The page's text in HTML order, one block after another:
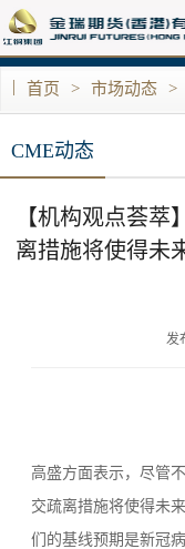
| 首页 > 市场动态 >
CME动态
【机构观点荟
离措施将使得未
发
高盛方面表示，尽管
交疏离措施将使得未
们的基线预期是新冠